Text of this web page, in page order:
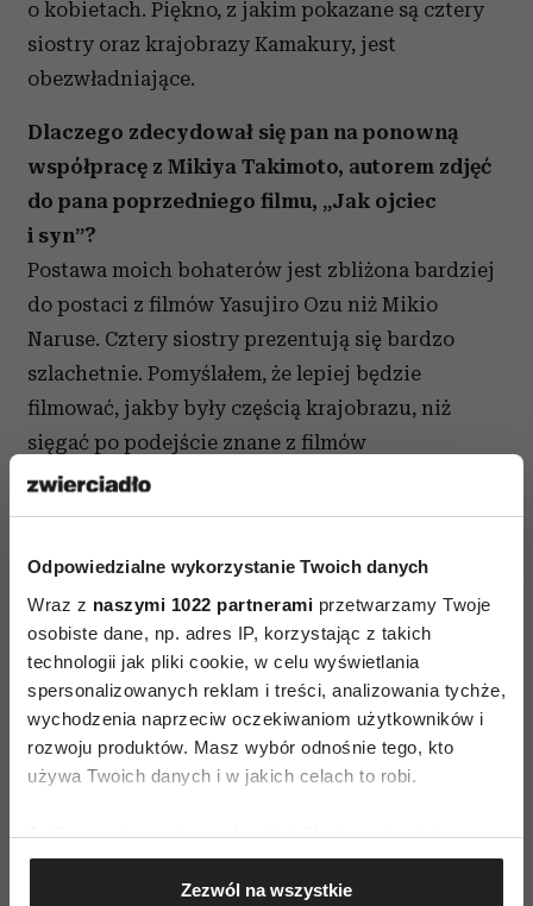
Odpowiedzialne wykorzystanie Twoich danych
Wraz z naszymi 1022 partnerami przetwarzamy Twoje
osobiste dane, np. adres IP, korzystając z takich
technologii jak pliki cookie, w celu wyświetlania
spersonalizowanych reklam i treści, analizowania tychże,
wychodzenia naprzeciw oczekiwaniom użytkowników i
rozwoju produktów. Masz wybór odnośnie tego, kto
używa Twoich danych i w jakich celach to robi.
Jeśli wyrazisz na to zgodę, chcielibyśmy również:
Gromadzić dane dotyczące Twojej lokalizacji
geograficznej z dokładnością nawet do kilku metrów
Zezwól na wszystkie
o kobietach. Piękno, z jakim pokazane są cztery
siostry oraz krajobrazy Kamakury, jest
obezwładniające.
Dlaczego zdecydował się pan na ponowną
współpracę z Mikiya Takimoto, autorem zdjęć
do pana poprzedniego filmu, „Jak ojciec
i syn”?
Postawa moich bohaterów jest zbliżona bardziej
do postaci z filmów Yasujiro Ozu niż Mikio
Naruse. Cztery siostry prezentują się bardzo
szlachetnie. Pomyślałem, że lepiej będzie
filmować, jakby były częścią krajobrazu, niż
sięgać po podejście znane z filmów
dokumentalnych. Dlatego zwróciłem się
z propozycją współpracy do pana Takimoto.
kamery determinujące kompozycję kluczowych
elementów sceny.
Po raz pierwszy pracował pan z kompozytorką
Yôko Kanno.
Moim pierwszym pomysłem, jeśli chodzi
o muzykę, było to, żeby siostry reprezentował
odpowiadałby każdej z sióstr, a na końcu